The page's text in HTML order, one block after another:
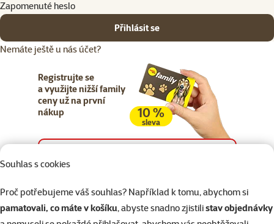
Souhlas s cookies
Proč potřebujeme váš souhlas? Například k tomu, abychom si
pamatovali, co máte v košíku, abyste snadno zjistilistav objednávky
Zapomenuté heslo
Přihlásit se
Nemáte ještě u nás účet?
Registrujte se
a využijte nižší family
ceny už na první
nákup
10 %
sleva